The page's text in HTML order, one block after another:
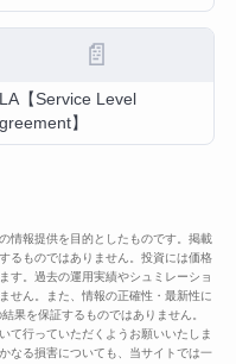
📄
【Service Level
】
情報提供を目的としたものです。掲載
るものではありません。投資には価格
す。過去の運用実績やシュミレーショ
せん。また、情報の正確性・最新性に
果を保証するものではありません。
て行っていただくようお願いいたしま
なる損害についても、当サイトでは一